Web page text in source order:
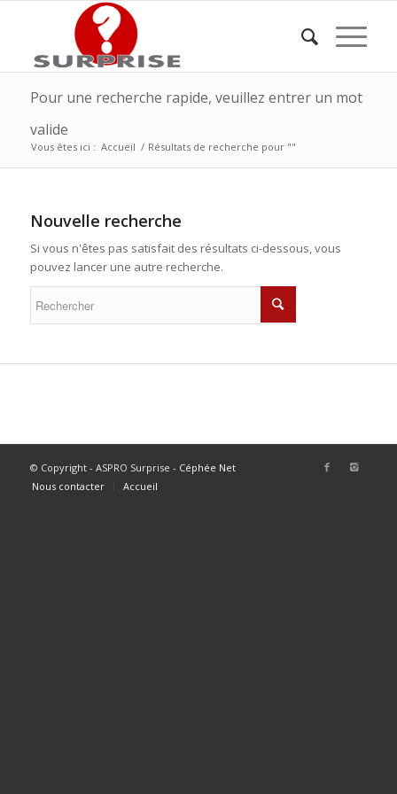
Pour une recherche rapide, veuillez entrer un mot
valide
Vous êtes ici : Accueil / Résultats de recherche pour ""
Nouvelle recherche
Si vous n'êtes pas satisfait des résultats ci-dessous, vous
pouvez lancer une autre recherche.
© Copyright - ASPRO Surprise - Céphée Net
Nous contacter
Accueil